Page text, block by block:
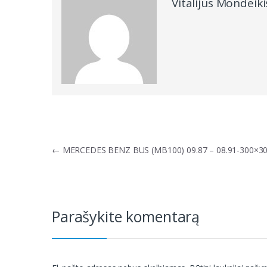
Navigacija
← MERCEDES BENZ BUS (MB100) 09.87 – 08.91-
Parašykite komentarą